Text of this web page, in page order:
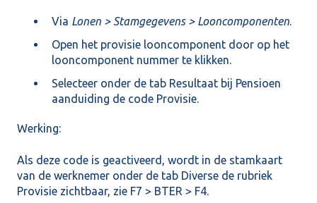
Via Lonen > Stamgegevens > Looncomponenten.
Open het provisie looncomponent door op het
looncomponent nummer te klikken.
Selecteer onder de tab Resultaat bij Pensioen
aanduiding de code Provisie.
Werking:
Als deze code is geactiveerd, wordt in de stamkaart
van de werknemer onder de tab Diverse de rubriek
Provisie zichtbaar, zie F7 > BTER > F4.